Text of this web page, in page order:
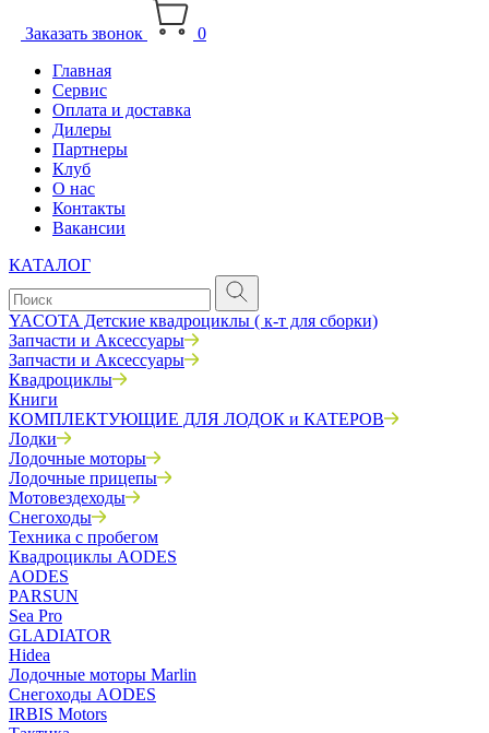
Заказать звонок
0
Главная
Сервис
Оплата и доставка
Дилеры
Партнеры
Клуб
О нас
Контакты
Вакансии
КАТАЛОГ
YACOTA Детские квадроциклы ( к-т для сборки)
Запчасти и Аксессуары
Запчасти и Аксессуары
Квадроциклы
Книги
КОМПЛЕКТУЮЩИЕ ДЛЯ ЛОДОК и КАТЕРОВ
Лодки
Лодочные моторы
Лодочные прицепы
Мотовездеходы
Снегоходы
Техника с пробегом
Квадроциклы AODES
AODES
PARSUN
Sea Pro
GLADIATOR
Hidea
Лодочные моторы Marlin
Снегоходы AODES
IRBIS Motors